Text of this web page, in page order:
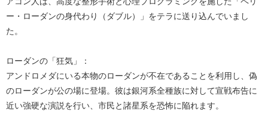
ー・ローダンの身代わり（ダブル）」をテラに送り込んでいまし
た。
ローダンの「狂気」：
アンドロメダにいる本物のローダンが不在であることを利用し、偽
のローダンが公の場に登場。彼は銀河系全種族に対して宣戦布告に
近い強硬な演説を行い、市民と諸星系を恐怖に陥れます。